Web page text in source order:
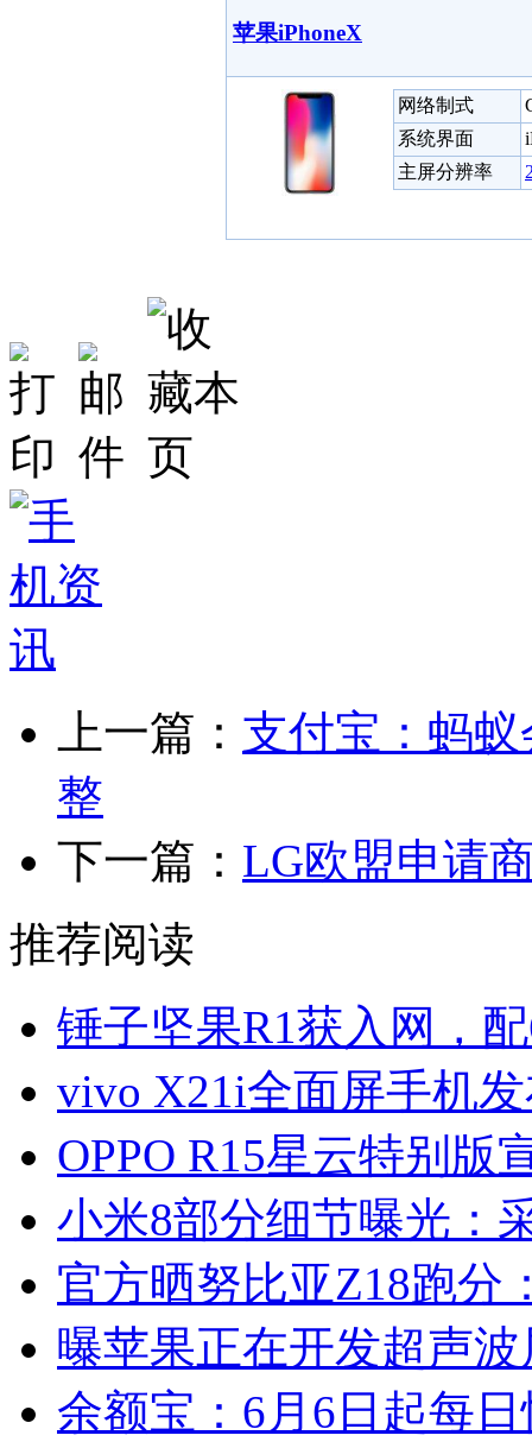
苹果iPhoneX
网络制式
系统界面
主屏分辨率
上一篇： 支付宝：蚂
整
下一篇： LG欧盟申请
推荐阅读
锤子坚果R1获入网，
vivo X21i全面屏手机
OPPO R15星云特别版
小米8部分细节曝光：
官方晒努比亚Z18跑分
曝苹果正在开发超声
余额宝：6月6日起每